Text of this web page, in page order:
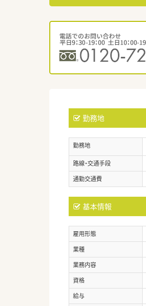
勤務地
勤務地
路線・交通手段
通勤交通費
基本情報
雇用形態
業種
業務内容
資格
給与